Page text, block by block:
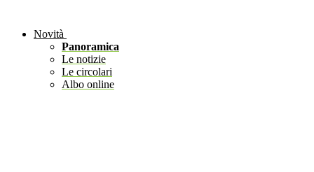
Novità
Panoramica
Le notizie
Le circolari
Albo online